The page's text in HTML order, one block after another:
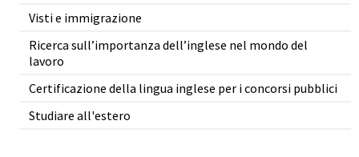
Visti e immigrazione
Ricerca sull’importanza dell’inglese nel mondo del
lavoro
Certificazione della lingua inglese per i concorsi pubblici
Studiare all'estero